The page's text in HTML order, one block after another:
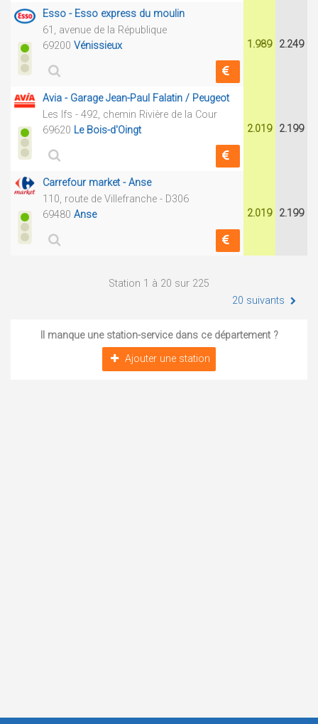
Esso - Esso express du moulin
61, avenue de la République
69200 Vénissieux 1.989 2.249
Avia - Garage Jean-Paul Falatin / Peugeot
Les Ifs - 492, chemin Rivière de la Cour
69620 Le Bois-d'Oingt 2.019 2.199
Carrefour market - Anse
110, route de Villefranche - D306
69480 Anse 2.019 2.199
Station 1 à 20 sur 225
20 suivants
Il manque une station-service dans ce département ?
Ajouter une station